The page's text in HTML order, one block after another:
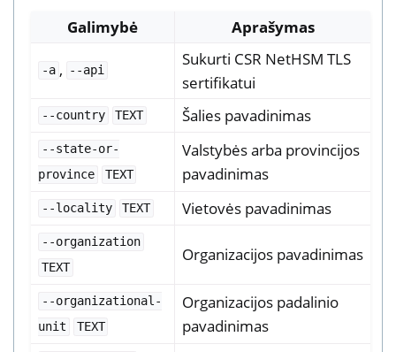
Galimybė Aprašymas
-a , --api
Sukurti CSR NetHSM TLS
sertifikatui
--country TEXT Šalies pavadinimas
--state-or-
province
TEXT
Valstybės arba provincijos
pavadinimas
--locality TEXT Vietovės pavadinimas
--organization
TEXT
Organizacijos pavadinimas
--organizational-
unit
TEXT
Organizacijos padalinio
pavadinimas